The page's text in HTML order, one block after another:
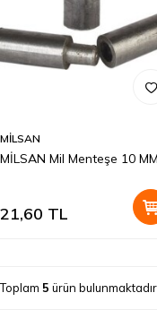
MİLSAN
MİLSAN Mil Menteşe 10 MM
21,60 TL
Toplam 5 ürün bulunmaktadır.